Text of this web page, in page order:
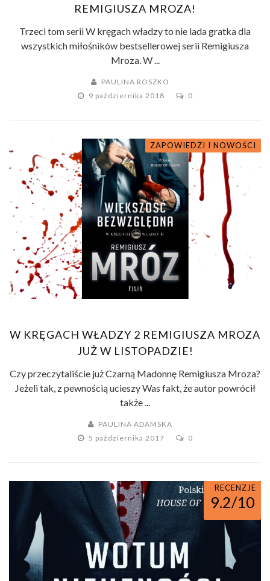
REMIGIUSZA MROZA!
Trzeci tom serii W kręgach władzy to nie lada gratka dla
wszystkich miłośników bestsellerowej serii Remigiusza
Mroza. W ...
PAULINA ROSZKO
9 października 2018
0
ZAPOWIEDZI I NOWOŚCI
W KRĘGACH WŁADZY 2 REMIGIUSZA MROZA
JUŻ W LISTOPADZIE!
Czy przeczytaliście już Czarną Madonnę Remigiusza Mroza?
Jeżeli tak, z pewnością ucieszy Was fakt, że autor powrócił
także ...
PAULINA ADAMSKA
5 października 2017
0
RECENZJE
9.2/10